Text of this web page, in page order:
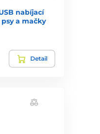
nabíjací
a mačky
Detail